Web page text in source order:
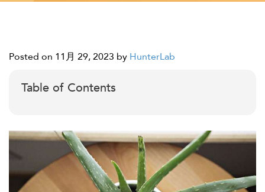
Posted on 11月 29, 2023 by HunterLab
Table of Contents